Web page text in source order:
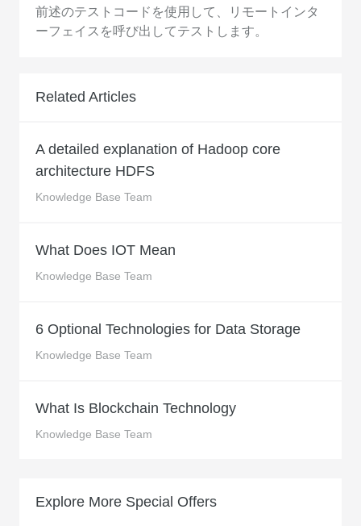
前述のテストコードを使用して、リモートインタ
ーフェイスを呼び出してテストします。
Related Articles
A detailed explanation of Hadoop core
architecture HDFS
Knowledge Base Team
What Does IOT Mean
Knowledge Base Team
6 Optional Technologies for Data Storage
Knowledge Base Team
What Is Blockchain Technology
Knowledge Base Team
Explore More Special Offers